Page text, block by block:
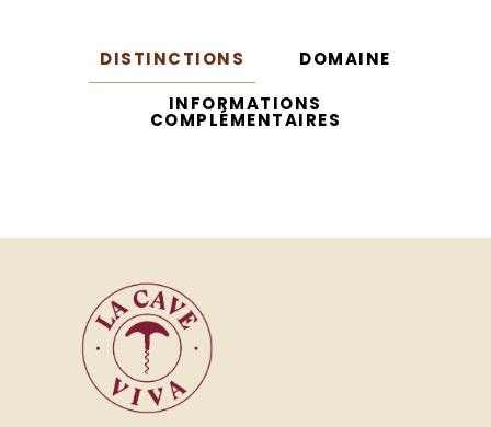
DISTINCTIONS
DOMAINE
INFORMATIONS
COMPLÉMENTAIRES